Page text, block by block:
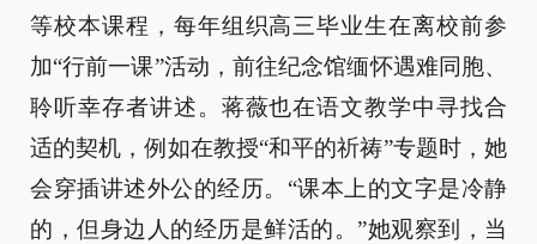
等校本课程，每年组织高三毕业生在离校前参
加“行前一课”活动，前往纪念馆缅怀遇难同胞、
聆听幸存者讲述。蒋薇也在语文教学中寻找合
适的契机，例如在教授“和平的祈祷”专题时，她
会穿插讲述外公的经历。“课本上的文字是冷静
的，但身边人的经历是鲜活的。”她观察到，当